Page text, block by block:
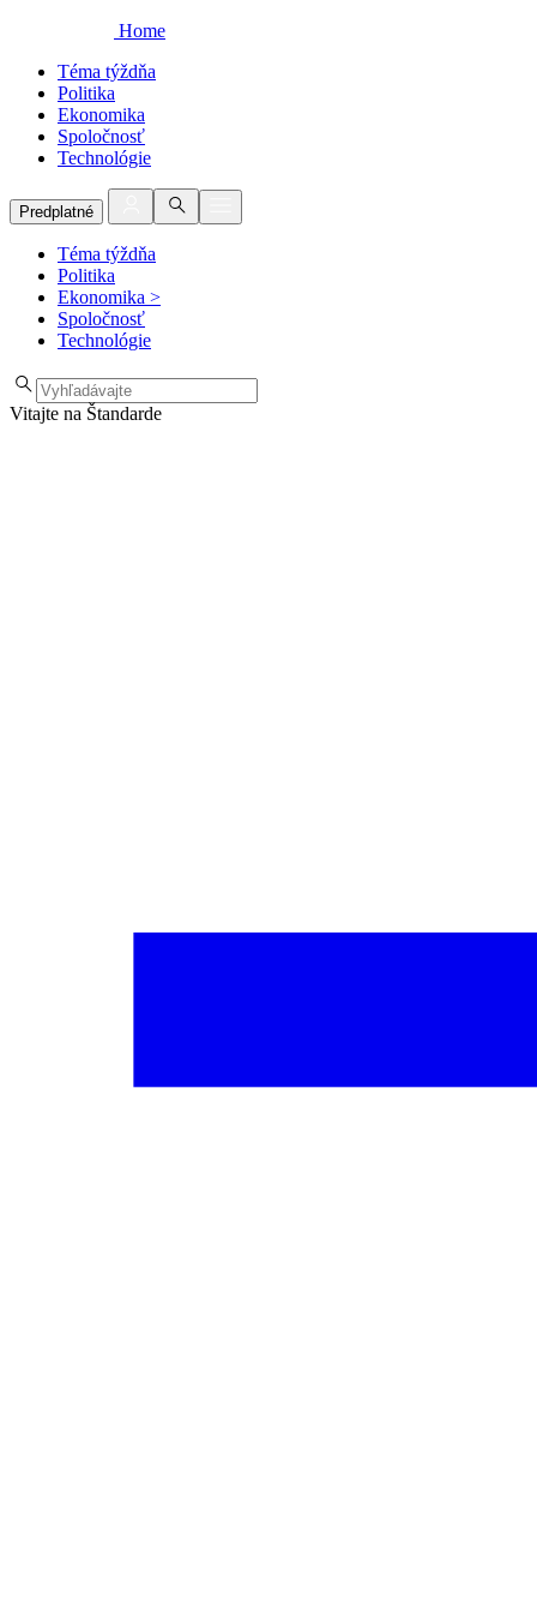
Home
Téma týždňa
Politika
Ekonomika
Spoločnosť
Technológie
Predplatné
Téma týždňa
Politika
Ekonomika >
Spoločnosť
Technológie
Vitajte na Štandarde